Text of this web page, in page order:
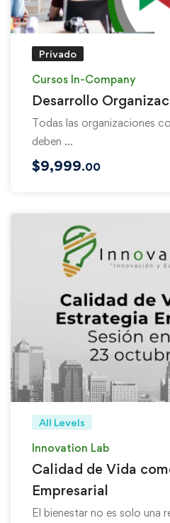
Privado
Cursos In-Company
Desarrollo
Todas las organizaciones
deben …
$9,999.00
All Levels
Innovation Lab
Calidad de Vida
Empresarial
El bienestar no es solo una